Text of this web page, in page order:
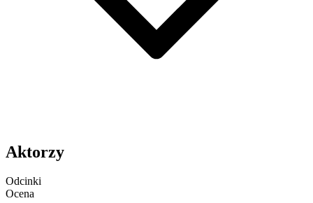
Aktorzy
Odcinki
Ocena